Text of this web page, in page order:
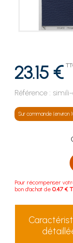
23.15 €
Référence :
Sur commande (environ
Pour récompenser
bon d'achat de 0.47 €